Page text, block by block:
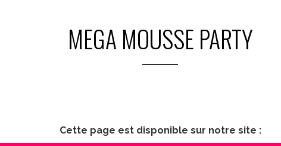
MEGA MOUSSE PARTY
Cette page est disponible sur notre site :